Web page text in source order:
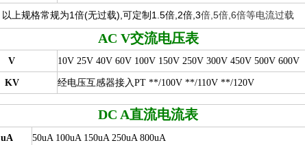
以上规格常规为1倍(无过载),可定制1.5倍,2倍,3倍,5倍,6倍等电流过载
AC V交流电压表
V 10V 25V 40V 60V 100V 150V 250V 300V 450V 500V 600V
KV 经电压互感器接入PT **/100V **/110V **/120V
DC A直流电流表
uA 50uA 100uA 150uA 250uA 800uA